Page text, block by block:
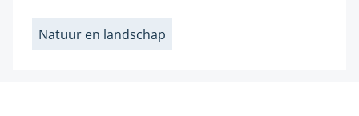
Labels
Natuur en landschap